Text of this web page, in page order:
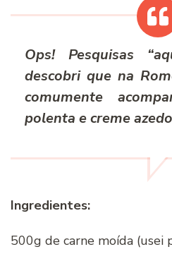
Ops! Pesquisas
descobri que na
comumente
polenta e creme
Ingredientes:
500g de carne moída (usei